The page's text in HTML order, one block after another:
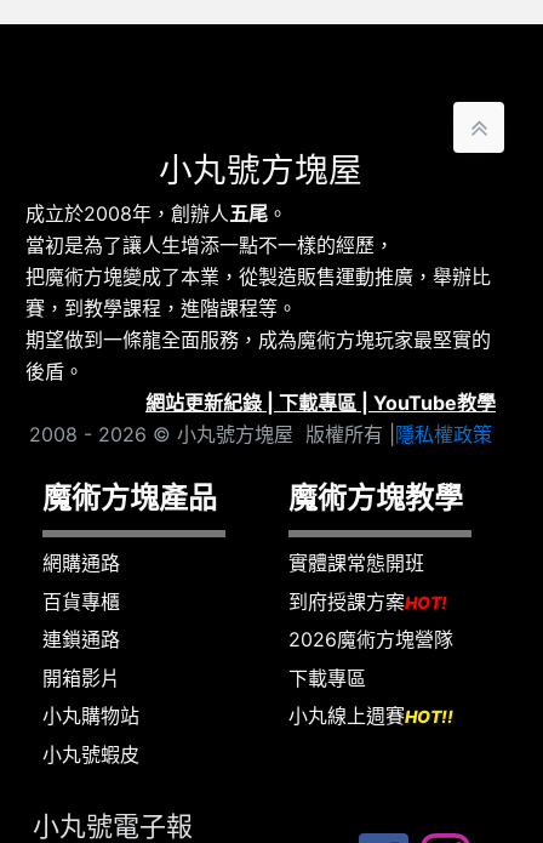
小丸號方塊屋
成立於2008年，創辦人五尾 。
當初是為了讓人生增添一點不一樣的經歷，
把魔術方塊變成了本業，從製造販售運動推廣，舉辦比
賽，到教學課程，進階課程等。
期望做到一條龍全面服務，成為魔術方塊玩家最堅實的
後盾。
網站更新紀錄
下載專區
YouTube教學
2008 - 2026 © 小丸號方塊屋 版權所有 | 隱私權政策
魔術方塊產品
網購通路
百貨專櫃
連鎖通路
開箱影片
小丸購物站
小丸號蝦皮
魔術方塊教學
實體課常態開班
到府授課方案HOT!
2026魔術方塊營隊
下載專區
小丸線上週賽HOT!!
小丸號電子報